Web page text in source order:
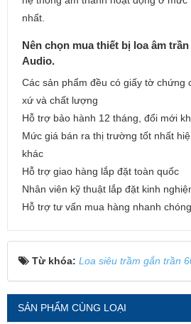
nhất.
Nên chọn mua thiết bị loa âm
Audio.
Các sản phẩm đều có giấy tờ chứng
xứ và chất lượng
Hỗ trợ bảo hành 12 tháng, đổi mới
Mức giá bán ra thị trường tốt nhất
khác
Hỗ trợ giao hàng lắp đặt toàn quốc
Nhân viên kỹ thuật lắp đặt kinh
Hỗ trợ tư vấn mua hàng nhanh
Từ khóa: Loa siêu trầm gắn trần
SẢN PHẨM CÙNG LOẠI